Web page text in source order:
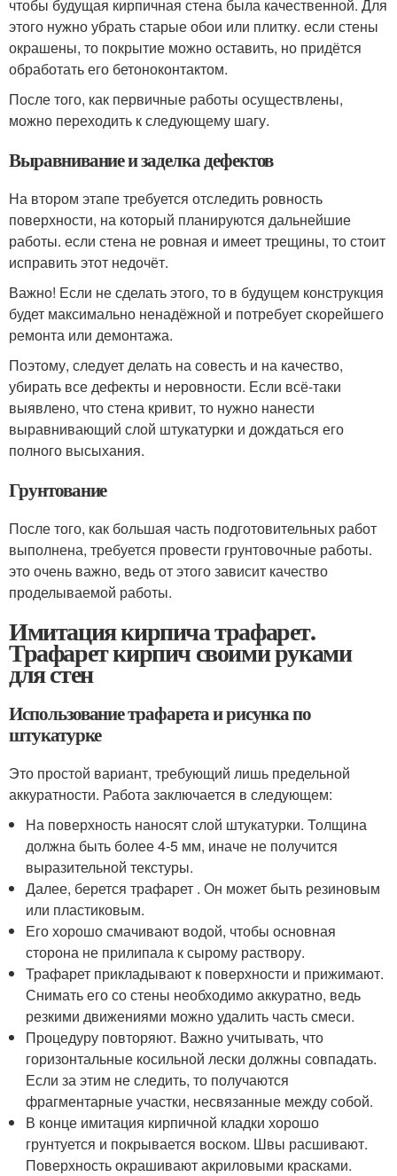
чтобы будущая кирпичная стена была качественной. Для
этого нужно убрать старые обои или плитку. если стены
окрашены, то покрытие можно оставить, но придётся
обработать его бетоноконтактом.
После того, как первичные работы осуществлены,
можно переходить к следующему шагу.
Выравнивание и заделка дефектов
На втором этапе требуется отследить ровность
поверхности, на который планируются дальнейшие
работы. если стена не ровная и имеет трещины, то стоит
исправить этот недочёт.
Важно! Если не сделать этого, то в будущем конструкция
будет максимально ненадёжной и потребует скорейшего
ремонта или демонтажа.
Поэтому, следует делать на совесть и на качество,
убирать все дефекты и неровности. Если всё-таки
выявлено, что стена кривит, то нужно нанести
выравнивающий слой штукатурки и дождаться его
полного высыхания.
Грунтование
После того, как большая часть подготовительных работ
выполнена, требуется провести грунтовочные работы.
это очень важно, ведь от этого зависит качество
проделываемой работы.
Имитация кирпича трафарет.
Трафарет кирпич своими руками
для стен
Использование трафарета и рисунка по
штукатурке
Это простой вариант, требующий лишь предельной
аккуратности. Работа заключается в следующем:
На поверхность наносят слой штукатурки. Толщина
должна быть более 4-5 мм, иначе не получится
выразительной текстуры.
Далее, берется трафарет . Он может быть резиновым
или пластиковым.
Его хорошо смачивают водой, чтобы основная
сторона не прилипала к сырому раствору.
Трафарет прикладывают к поверхности и прижимают.
Снимать его со стены необходимо аккуратно, ведь
резкими движениями можно удалить часть смеси.
Процедуру повторяют. Важно учитывать, что
горизонтальные косильной лески должны совпадать.
Если за этим не следить, то получаются
фрагментарные участки, несвязанные между собой.
В конце имитация кирпичной кладки хорошо
грунтуется и покрывается воском. Швы расшивают.
Поверхность окрашивают акриловыми красками.